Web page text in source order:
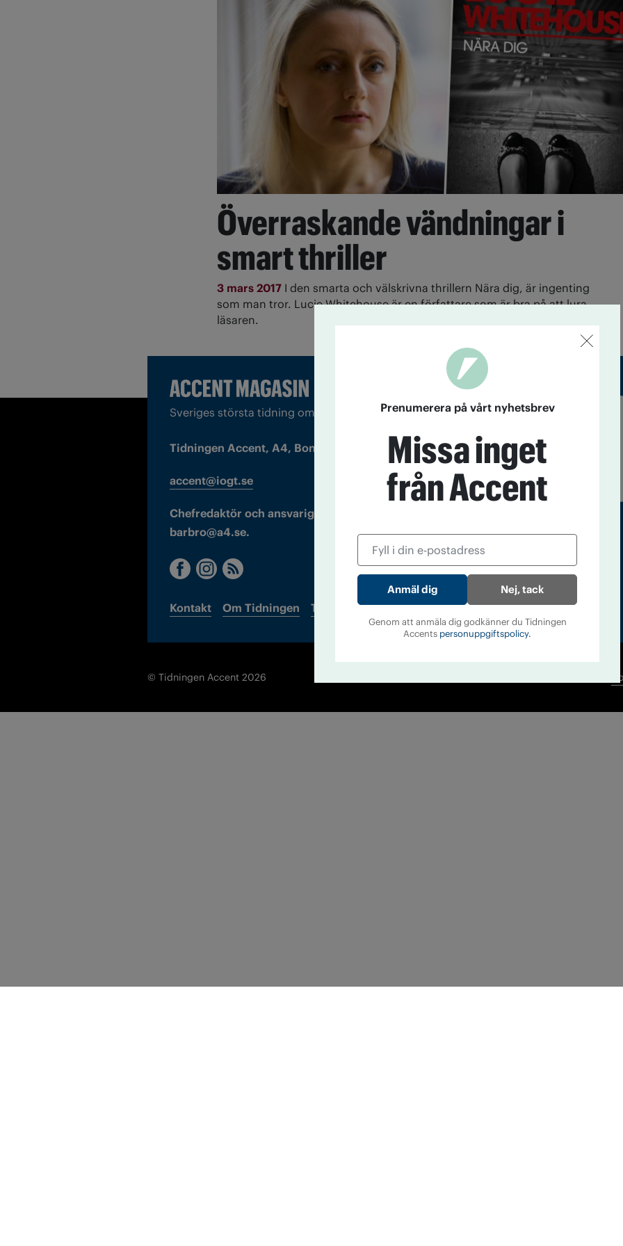
Överraskande vändningar i
smart thriller
3 mars 2017 I den smarta och välskrivna thrillern Nära dig, är ingenting
som man tror. Lucie Whitehouse är en författare som är bra på att lura
läsaren.
Sveriges största tidning om droger och nykterhet
Tidningen Accent, A4, Bondegatan 21, 116 33 Stockholm
accent@iogt.se
Chefredaktör och ansvarig utgivare: Barbro Janson Lundkvist,
barbro@a4.se.
Kontakt Om Tidningen Tidningsarkiv In English
© Tidningen Accent 2026
Prenumerera på vårt nyhetsbrev
Missa inget
från Accent
Nej, tack
Genom att anmäla dig godkänner du Tidningen
Accents personuppgiftspolicy.